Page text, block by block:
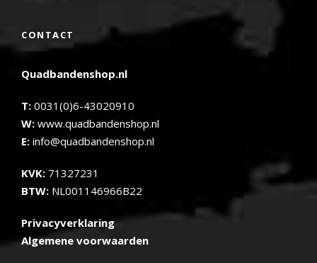
CONTACT
Quadbandenshop.nl
T: 0031(0)6-43020910
W: www.quadbandenshop.nl
E: info@quadbandenshop.nl
KVK: 71327231
BTW: NL001146966B22
Privacyverklaring
Algemene voorwaarden